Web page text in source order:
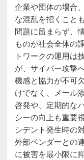
企業や団体の場合
な混乱を招くこと
問題に留まらず、
ものが社会全体の
トワークの運用は
が、サイバー攻撃
機感と協力が不可
けでなく、メール
啓発や、定期的な
シーの向上も重要
シデント発生時の
外部ベンダーとの
に被害を最小限に